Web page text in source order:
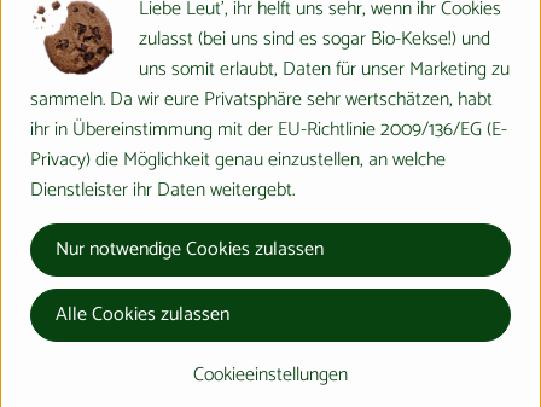
Bauck GmbH
D 29571 Rosche
Die Bauck GmbH wurde 1969 gegründet, um Bio- und Demeter-
Erzeugnisse der Region zu vermarkten. Noch heute ist die
Förderung der biologisch-dynamischen Landwirtschaft eines der
wichtigsten Ziele des Naturkostherstellers.
Vollwertige Müslis, erlesene Mehle, Backmischungen für saftige
Torten, Kuchen und Brote, nahrhafte Porridges und herzhafte
Veggie-Mischungen, alles oft glutenfrei, weizenfrei und vegan –
unter der Marke Bauck Mühle vertreibt die Bauck GmbH heute
Liebe Leut', ihr helft uns sehr, wenn ihr Cookies
zulasst (bei uns sind es sogar Bio-Kekse!) und
uns somit erlaubt, Daten für unser Marketing zu
sammeln. Da wir eure Privatsphäre sehr wertschätzen, habt
ihr in Übereinstimmung mit der EU-Richtlinie 2009/136/EG (E-
Privacy) die Möglichkeit genau einzustellen, an welche
Dienstleister ihr Daten weitergebt.
Cookieeinstellungen
Nur notwendige Cookies zulassen
Alle Cookies zulassen